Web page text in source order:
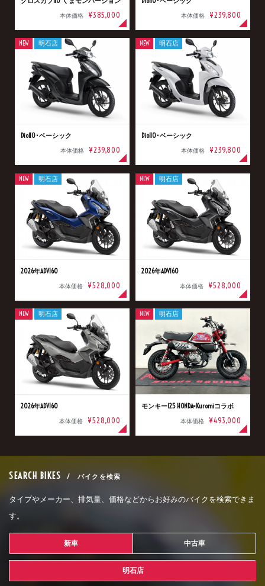
本体価格 ¥385,000 本体価格 ¥239,800
Dio110･ベーシック
本体価格 ¥239,800
NEW 明石店
Dio110･ベーシック
本体価格 ¥239,800
NEW 明石店
2026年ADV160
本体価格 ¥528,000
NEW 明石店
2026年ADV160
本体価格 ¥528,000
NEW 明石店
2026年ADV160
本体価格 ¥528,000
NEW 明石店
モンキー125 HONDA×Kuromiコラボ
本体価格 ¥493,000
NEW 明石店
SEARCH BIKES / バイクを検索
タイプやメーカー、排気量、価格などからお好みのバイクを検索できま
す。
新車 中古車
明石店